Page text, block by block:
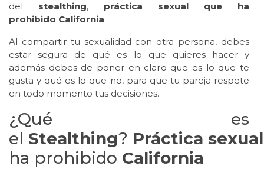
del stealthing, práctica sexual que ha
prohibido California.
Al compartir tu sexualidad con otra persona, debes
estar segura de qué es lo que quieres hacer y
además debes de poner en claro que es lo que te
gusta y qué es lo que no, para que tu pareja respete
en todo momento tus decisiones.
¿Qué es
el Stealthing? Práctica sexual
ha prohibido California